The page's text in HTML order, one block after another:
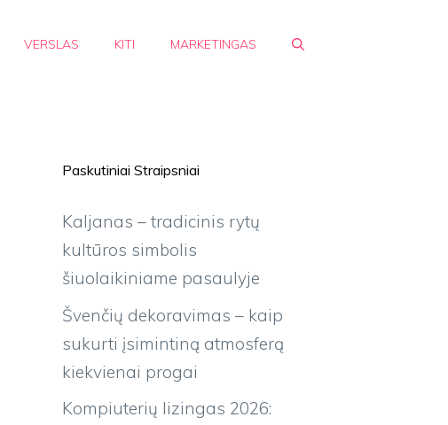
VERSLAS KITI MARKETINGAS
Paskutiniai Straipsniai
Kaljanas – tradicinis rytų
kultūros simbolis
šiuolaikiniame pasaulyje
Švenčių dekoravimas – kaip
sukurti įsimintiną atmosferą
kiekvienai progai
Kompiuterių lizingas 2026: